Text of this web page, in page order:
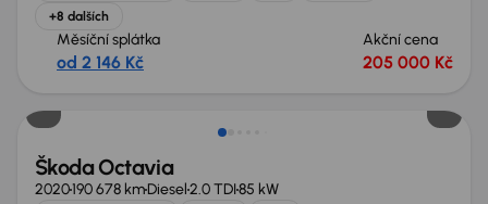
+8 dalších
Měsíční splátka
od 2 146 Kč
Akční cena
205 000 Kč
Škoda Octavia
2020190 678 kmDiesel2.0 TDI85 kW